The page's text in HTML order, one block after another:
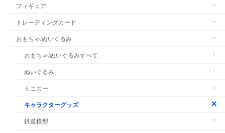
フィギュア
トレーディングカード
おもちゃ/ぬいぐるみ
おもちゃ/ぬいぐるみすべて
ぬいぐるみ
ミニカー
キャラクターグッズ
鉄道模型